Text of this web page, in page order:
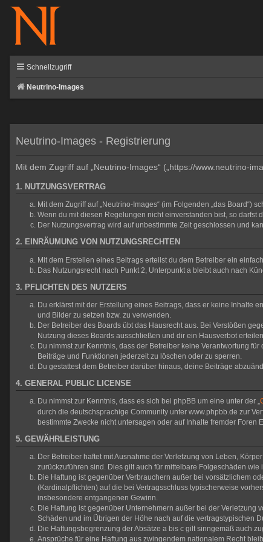
Schnellzugriff
Neutrino-Images
Neutrino-Images - Registrierung
Mit dem Zugriff auf „Neutrino-Images“ („https://www.neutrino-
1. NUTZUNGSVERTRAG
Mit dem Zugriff auf „Neutrino-Images“ (im Folgenden „das
Wenn du mit diesen Regelungen nicht einverstanden bist, so
Der Nutzungsvertrag wird auf unbestimmte Zeit geschlossen und
2. EINRÄUMUNG VON NUTZUNGSRECHTEN
Mit dem Erstellen eines Beitrags erteilst du dem Betreiber ein
Das Nutzungsrecht nach Punkt 2, Unterpunkt a bleibt auch nach
3. PFLICHTEN DES NUTZERS
Du erklärst mit der Erstellung eines Beitrags, dass er keine Inhalte
und Bilder zu setzen bzw. zu verwenden.
Der Betreiber des Boards übt das Hausrecht aus. Bei Verstößen
Nutzung dieses Boards ausschließen und dir ein Hausverbot
Du nimmst zur Kenntnis, dass der Betreiber keine Verantwortung
Beiträge und Funktionen jederzeit zu löschen oder zu sperren.
Du gestattest dem Betreiber darüber hinaus, deine Beiträge
4. GENERAL PUBLIC LICENSE
Du nimmst zur Kenntnis, dass es sich bei phpBB um eine unter der „
durch die deutschsprachige Community unter www.phpbb.de zur
bestimmte Zwecke nicht untersagen oder auf Inhalte fremder Foren
5. GEWÄHRLEISTUNG
Der Betreiber haftet mit Ausnahme der Verletzung von Leben,
zurückzuführen sind. Dies gilt auch für mittelbare Folgeschäden
Die Haftung ist gegenüber Verbrauchern außer bei vorsätzlichem
(Kardinalpflichten) auf die bei Vertragsschluss typischerweise
insbesondere entgangenen Gewinn.
Die Haftung ist gegenüber Unternehmern außer bei der
Schäden und im Übrigen der Höhe nach auf die vertragstypischen
Die Haftungsbegrenzung der Absätze a bis c gilt sinngemäß auch
Ansprüche für eine Haftung aus zwingendem nationalem Recht